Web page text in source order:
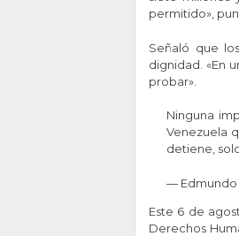
permitido»,
Señaló que
dignidad. «En
probar».
Ninguna
Venezuela
detiene,
— Edmundo
Este 6 de
Derechos